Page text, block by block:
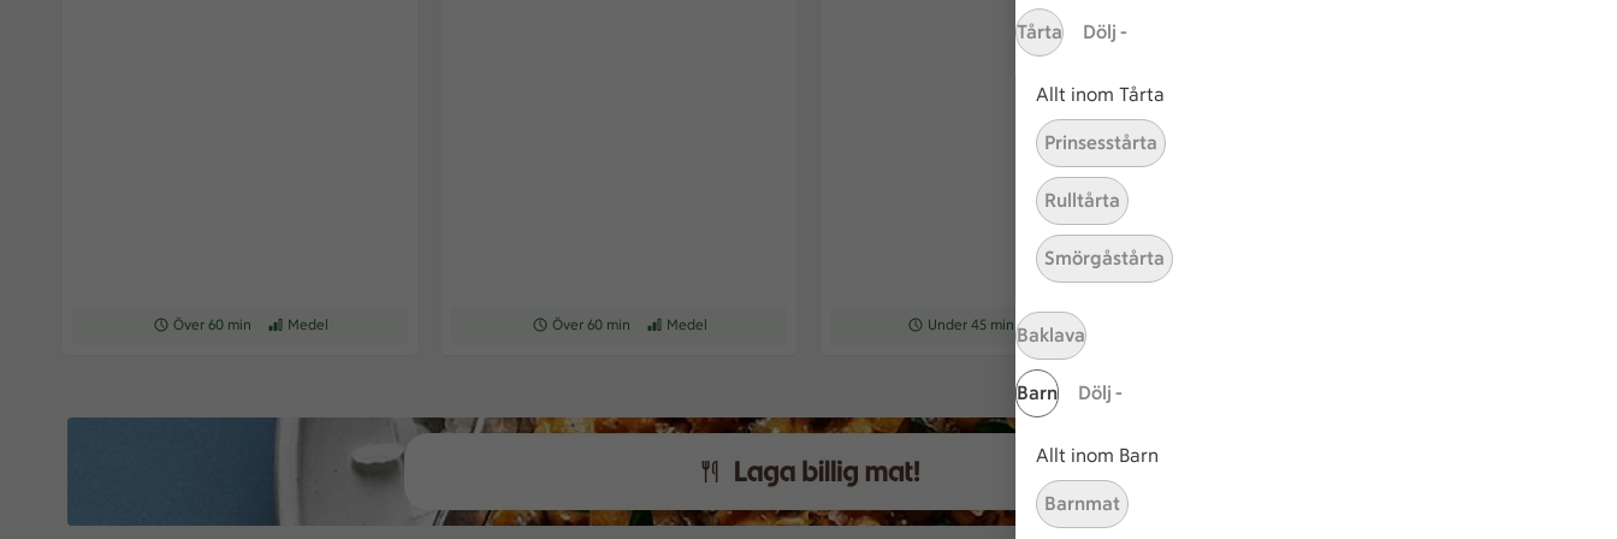
Tårta Dölj -
Allt inom Tårta
Prinsesstårta
Rulltårta
Smörgåstårta
Baklava
Barn Dölj -
Allt inom Barn
Barnmat
Receptet tar Över 60 min att tillaga
Över 60 min Receptet har Medel svårighetsgrad
Medel Receptet tar Över 60 min att tillaga
Över 60 min Receptet har Medel svårighetsgrad
Medel Receptet tar Under 45 min att tillaga
Under 45 min Receptet har Medel svårighetsgrad
Medel